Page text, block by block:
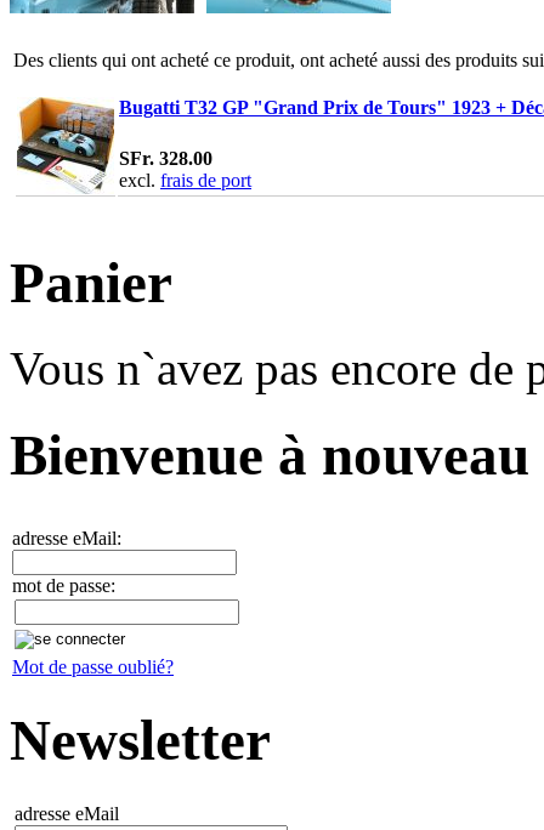
Des clients qui ont acheté ce produit, ont acheté aussi des produits
Bugatti T32 GP "Grand Prix de Tours" 1923 +
SFr. 328.00
excl. frais de port
Panier
Vous n`avez pas encore
Bienvenue à nouveau
adresse eMail:
mot de passe:
Mot de passe oublié?
Newsletter
adresse eMail